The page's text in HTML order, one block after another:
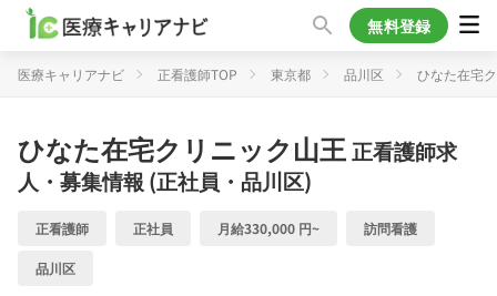
無料登録
医療キャリアナビ 正看護師TOP 東京都 品川区 ひなた在宅
ひなた在宅クリニック山王正看護師求
人・募集情報 (正社員・品川区)
正看護師 正社員 月給330,000 円~ 訪問看護
品川区